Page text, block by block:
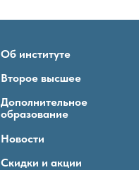
Об институте
Второе высшее
Новости
Скидки и акции
Дополнительное
образование